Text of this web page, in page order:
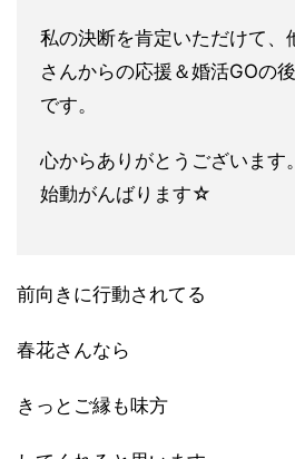
私の決断を肯定いただけて、
さんからの応援＆婚活GOの
です。
心からありがとうございます
始動がんばります☆
前向きに行動されてる
春花さんなら
きっとご縁も味方